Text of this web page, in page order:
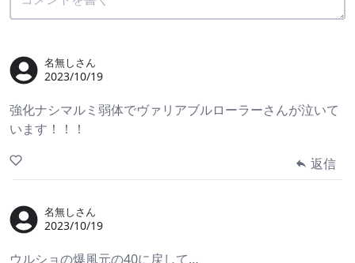
名無しさん
2023/10/19
強化ナシマルミ弱体でヴァリアブルローラーさんが泣いて
います！！！
返信
名無しさん
2023/10/19
ウルショの爆風元の40に戻して…